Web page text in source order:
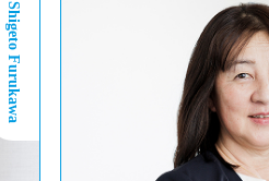
Shigeto Furukawa